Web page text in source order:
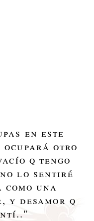
en este
ocupará otro
q tengo
lo sentiré
una
y desamor q
"